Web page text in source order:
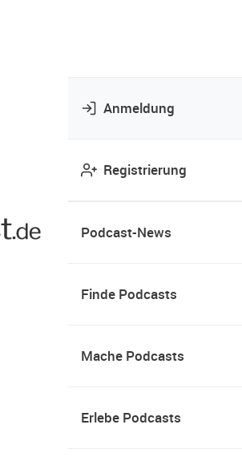
Anmeldung
Registrierung
Podcast-News
Finde Podcasts
Mache Podcasts
Erlebe Podcasts